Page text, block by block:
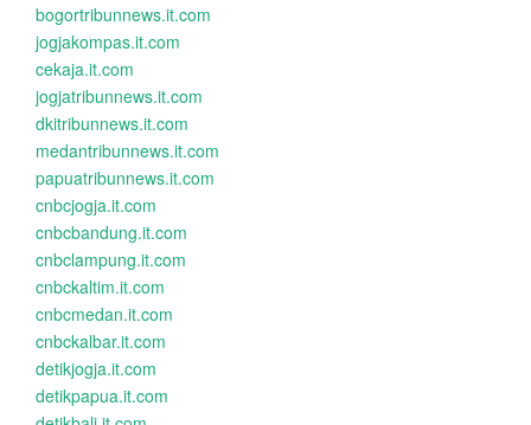
bogortribunnews.it.com
jogjakompas.it.com
cekaja.it.com
jogjatribunnews.it.com
dkitribunnews.it.com
medantribunnews.it.com
papuatribunnews.it.com
cnbcjogja.it.com
cnbcbandung.it.com
cnbclampung.it.com
cnbckaltim.it.com
cnbcmedan.it.com
cnbckalbar.it.com
detikjogja.it.com
detikpapua.it.com